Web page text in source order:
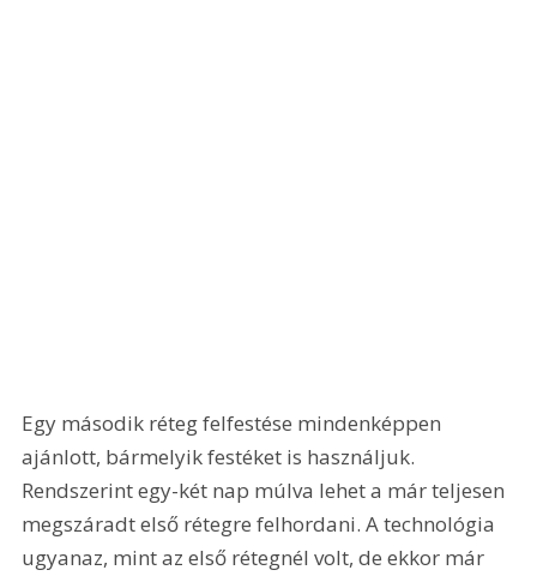
Egy második réteg felfestése mindenképpen
ajánlott, bármelyik festéket is használjuk.
Rendszerint egy-két nap múlva lehet a már teljesen
megszáradt első rétegre felhordani. A technológia
ugyanaz, mint az első rétegnél volt, de ekkor már